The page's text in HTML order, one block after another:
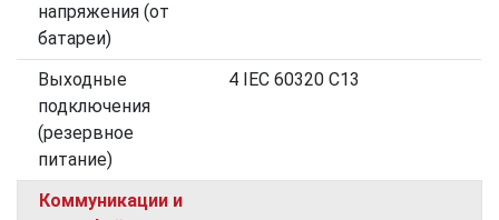
напряжения (от
батареи)
Выходные
подключения
(резервное
питание)
4 IEC 60320 C13
Коммуникации и